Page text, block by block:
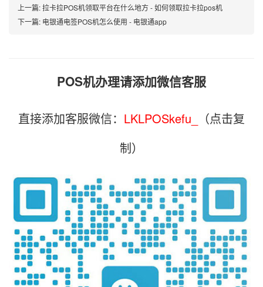
上一篇:拉卡拉POS机领取平台在什么地方 - 如何领取拉卡拉pos机
下一篇: 电银通电签POS机怎么使用 - 电银通app
POS机办理请添加微信客服
直接添加客服微信： LKLPOSkefu_
（点击复
制）